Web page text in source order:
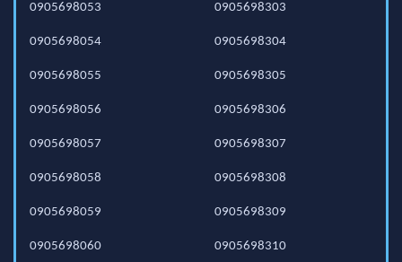
0905698053
0905698054
0905698055
0905698056
0905698057
0905698058
0905698059
0905698060
0905698303
0905698304
0905698305
0905698306
0905698307
0905698308
0905698309
0905698310